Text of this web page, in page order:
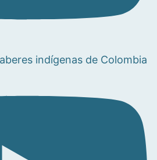
Saberes indígenas de Colombia